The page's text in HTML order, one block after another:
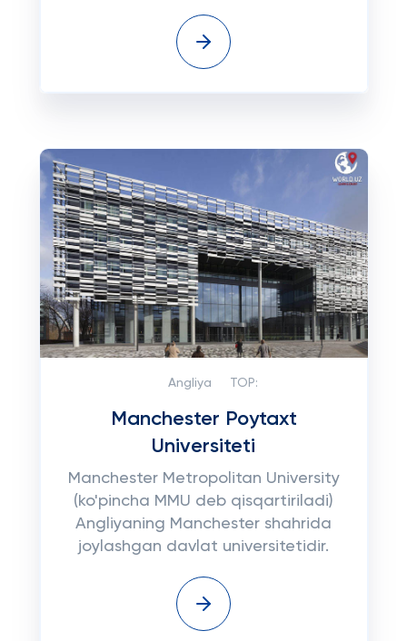
Angliya TOP:
Manchester Poytaxt
Universiteti
Manchester Metropolitan University
(ko'pincha MMU deb qisqartiriladi)
Angliyaning Manchester shahrida
joylashgan davlat universitetidir.